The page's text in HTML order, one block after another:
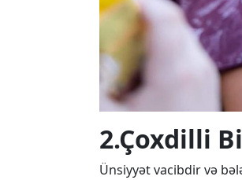
2.Çoxdilli
Ünsiyyət vacibdir və